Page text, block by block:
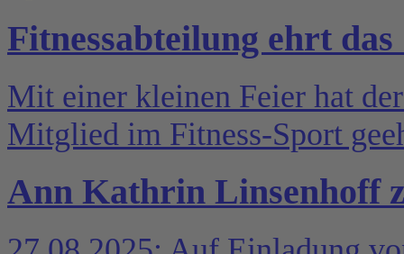
Fitnessabteilung ehrt
Mit einer kleinen Feier hat
Mitglied im Fitness-Sport
Ann Kathrin Linsenhoff